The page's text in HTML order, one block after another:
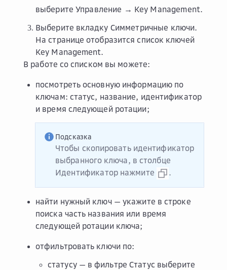
выберите Управление → Key Management.
Выберите вкладку Симметричные ключи.
На странице отобразится список ключей
Key Management.
В работе со списком вы можете:
посмотреть основную информацию по
ключам: статус, название, идентификатор
и время следующей ротации;
Подсказка
Чтобы скопировать идентификатор
выбранного ключа, в столбце
Идентификаторнажмите .
найти нужный ключ — укажите в строке
поиска часть названия или время
следующей ротации ключа;
отфильтровать ключи по:
статусу — в фильтре Статус выберите